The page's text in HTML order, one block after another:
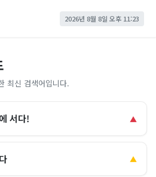
2026년 8월 8일 오후 11:23
최신 검색어입니다.
서다! ▲
▲